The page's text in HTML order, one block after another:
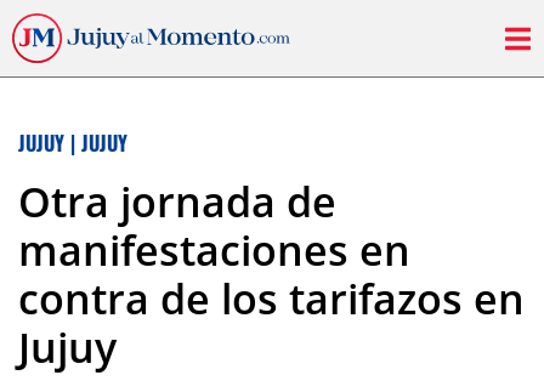
JUJUY | JUJUY
Otra jornada de
manifestaciones en
contra de los tarifazos en
Jujuy